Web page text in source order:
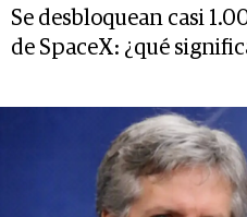
Se desbloquean casi
de SpaceX: ¿qué